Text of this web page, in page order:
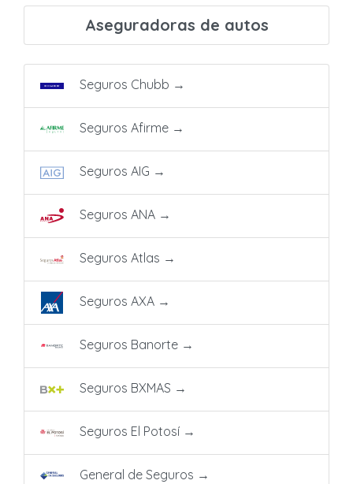
Aseguradoras de autos
Seguros Chubb →
Seguros Afirme →
Seguros AIG →
Seguros ANA →
Seguros Atlas →
Seguros AXA →
Seguros Banorte →
Seguros BXMAS →
Seguros El Potosí →
General de Seguros →